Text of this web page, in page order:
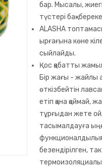
бар. Мысалы,
түстері бақ-
ALASHA
ырғағына көне
сыйлайды.
Қос қабатты
Бір жағы - жайлы
өткізбейтін
етіп қана қоймай,
тұрғыдан жете
тасымалдауға
безендірілген,